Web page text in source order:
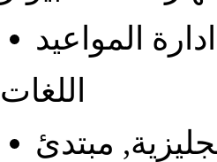
المواعيد
اللغات
مبتدئ